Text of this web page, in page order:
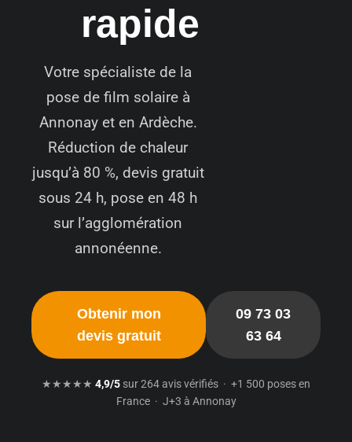
rapide
Votre spécialiste de la
pose de film solaire à
Annonay et en Ardèche.
Réduction de chaleur
jusqu’à 80 %, devis gratuit
sous 24 h, pose en 48 h
sur l’agglomération
annonéenne.
Obtenir mon
devis gratuit
09 73 03
63 64
★★★★★ 4,9/5 sur 264 avis vérifiés · +1 500 poses en
France · J+3 à Annonay